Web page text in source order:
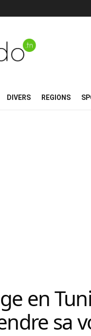
DIVERS REGIONS
en
sa